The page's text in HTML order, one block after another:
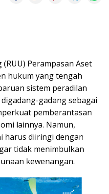
Perampasan Aset
hukum yang tengah
sistem peradilan
gadang sebagai
pemberantasan
lainnya. Namun,
harus diiringi dengan
tidak menimbulkan
kewenangan.